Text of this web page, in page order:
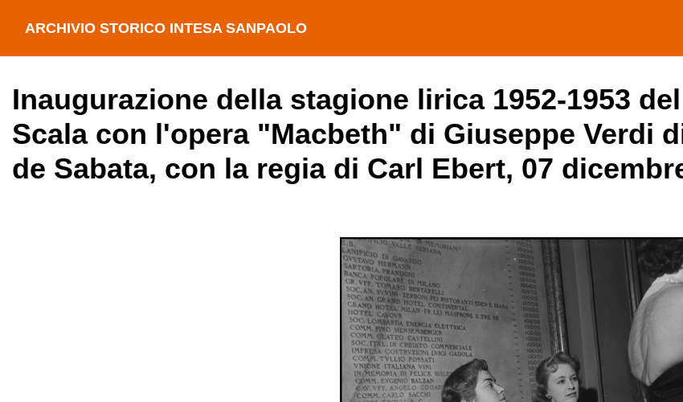
ARCHIVIO STORICO INTESA SANPAOLO
Inaugurazione della stagione lirica 1952-1953
Scala con l'opera "Macbeth" di Giuseppe Verdi
de Sabata, con la regia di Carl Ebert, 07